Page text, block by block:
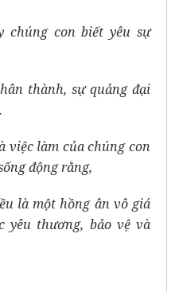
chúng con biết yêu sự
thành, sự quảng đại
việc làm của chúng con
động rằng,
là một hồng ân vô giá
yêu thương, bảo vệ và